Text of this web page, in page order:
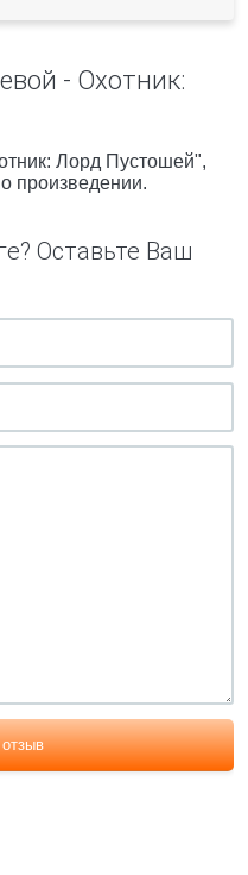
- Охотник:
Лорд Пустошей",
произведении.
Оставьте Ваш